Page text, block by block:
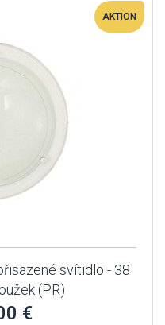
AKTION
svítidlo - 38
(PR)
€